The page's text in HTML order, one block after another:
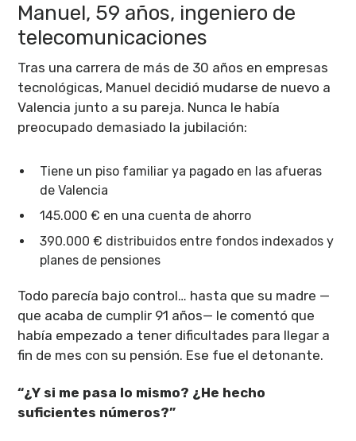
Manuel, 59 años, ingeniero de
telecomunicaciones
Tras una carrera de más de 30 años en empresas
tecnológicas, Manuel decidió mudarse de nuevo a
Valencia junto a su pareja. Nunca le había
preocupado demasiado la jubilación:
Tiene un piso familiar ya pagado en las afueras
de Valencia
145.000 € en una cuenta de ahorro
390.000 € distribuidos entre fondos indexados y
planes de pensiones
Todo parecía bajo control… hasta que su madre —
que acaba de cumplir 91 años— le comentó que
había empezado a tener dificultades para llegar a
fin de mes con su pensión. Ese fue el detonante.
“¿Y si me pasa lo mismo? ¿He hecho
suficientes números?”